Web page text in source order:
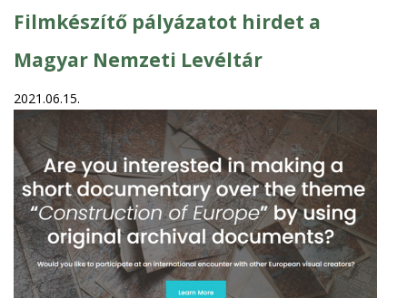
Filmkészítő pályázatot hirdet a
Magyar Nemzeti Levéltár
2021.06.15.